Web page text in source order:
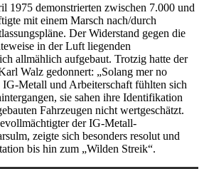
1975 demonstrierten zwischen 7.000 und
mit einem Marsch nach/durch
Der Widerstand gegen die
in der Luft liegenden
allmählich aufgebaut. Trotzig hatte der
Walz gedonnert: „Solang mer no
IG-Metall und Arbeiterschaft fühlten sich
sie sahen ihre Identifikation
Fahrzeugen nicht wertgeschätzt.
der IG-Metall-
zeigte sich besonders resolut und
bis hin zum „Wilden Streik“.